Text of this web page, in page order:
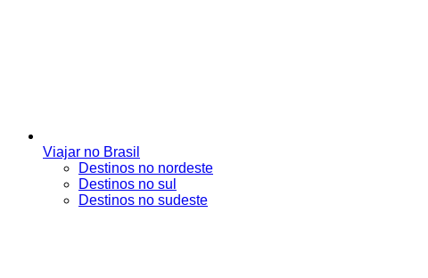
Viajar no Brasil
Destinos no nordeste
Destinos no sul
Destinos no sudeste